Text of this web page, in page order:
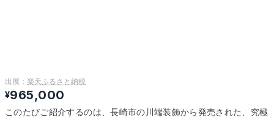
出展： 楽天ふるさと納税
¥965,000
このたびご紹介するのは、長崎市の川端装飾から発売された、究極